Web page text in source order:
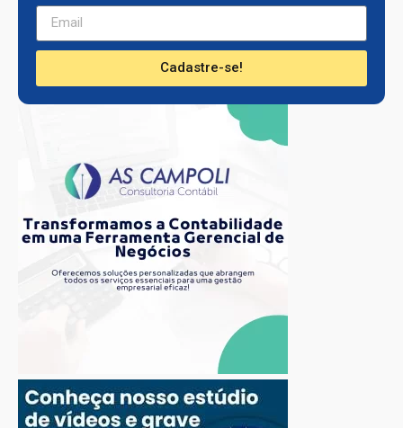
Cadastre-se!